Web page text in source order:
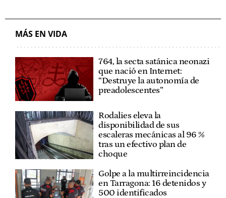
MÁS EN VIDA
764, la secta satánica neonazi
que nació en Internet:
“Destruye la autonomía de
preadolescentes”
Rodalies eleva la
disponibilidad de sus
escaleras mecánicas al 96 %
tras un efectivo plan de
choque
Golpe a la multirreincidencia
en Tarragona: 16 detenidos y
500 identificados